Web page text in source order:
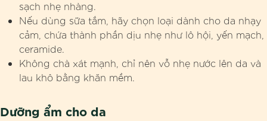
sạch nhẹ nhàng.
Nếu dùng sữa tắm, hãy chọn loại dành cho da nhạy
cảm, chứa thành phần dịu nhẹ như lô hội, yến mạch,
ceramide.
Không chà xát mạnh, chỉ nên vỗ nhẹ nước lên da và
lau khô bằng khăn mềm.
Dưỡng ẩm cho da